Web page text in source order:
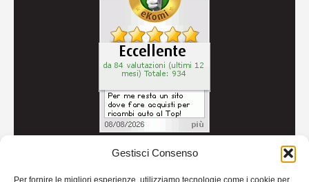
Gestisci Consenso
Per fornire le migliori esperienze, utilizziamo tecnologie come i cookie per